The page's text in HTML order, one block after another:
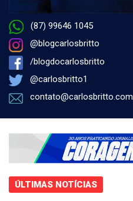
(87) 99646 1045
@blogcarlosbritto
/blogdocarlosbritto
@carlosbritto1
contato@carlosbritto.com
ÚLTIMAS NOTÍCIAS